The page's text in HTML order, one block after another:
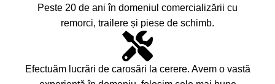
Peste 20 de ani în domeniul comercializării cu
remorci, trailere și piese de schimb.
Efectuăm lucrări de carosări la cerere. Avem o vastă